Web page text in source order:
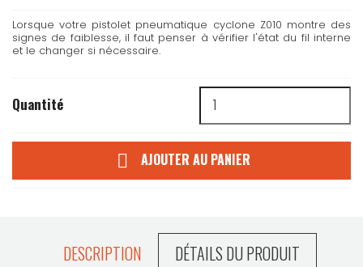
Lorsque votre pistolet pneumatique cyclone Z010 montre des
signes de faiblesse, il faut penser à vérifier l'état du fil interne
et le changer si nécessaire.
Quantité
 AJOUTER AU PANIER
DESCRIPTION
DÉTAILS DU PRODUIT